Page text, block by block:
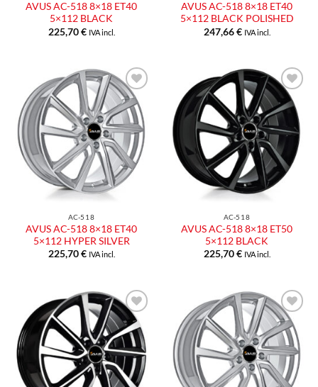
AVUS AC-518 8×18 ET40
5×112 BLACK
225,70€ IVA incl.
AVUS AC-518 8×18 ET40
5×112 BLACK POLISHED
247,66€ IVA incl.
Aggiungi
alla lista
dei
desideri
AC-518
AVUS AC-518 8×18 ET40
5×112 HYPER SILVER
225,70€ IVA incl.
Aggiungi
alla lista
dei
desideri
AC-518
AVUS AC-518 8×18 ET50
5×112 BLACK
225,70€ IVA incl.
Aggiungi
alla lista
dei
desideri
Aggiungi
alla lista
dei
desideri